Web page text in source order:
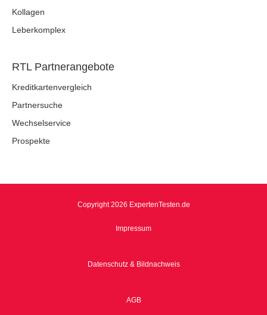
Kollagen
Leberkomplex
RTL Partnerangebote
Kreditkartenvergleich
Partnersuche
Wechselservice
Prospekte
Copyright 2026 ExpertenTesten.de
Impressum
Datenschutz & Bildnachweis
AGB